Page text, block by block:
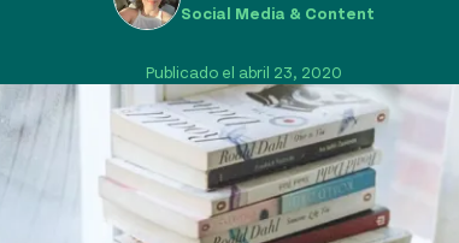
Social Media & Content
Publicado el abril 23, 2020